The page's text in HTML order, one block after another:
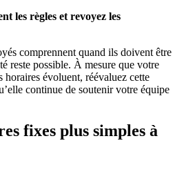
les règles et revoyez les
comprennent quand ils doivent être
reste possible. À mesure que votre
horaires évoluent, réévaluez cette
continue de soutenir votre équipe
fixes plus simples à